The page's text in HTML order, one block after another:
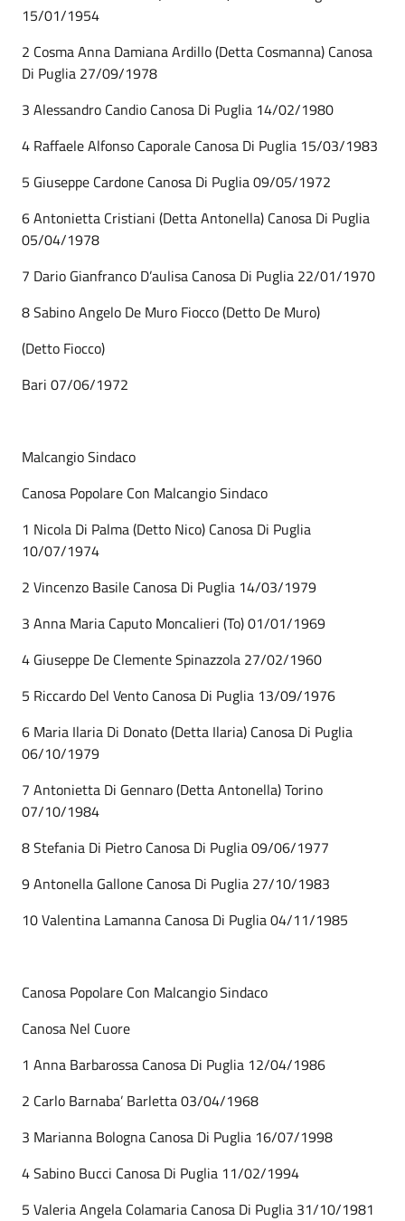
15/01/1954
2 Cosma Anna Damiana Ardillo (Detta Cosmanna) Canosa
Di Puglia 27/09/1978
3 Alessandro Candio Canosa Di Puglia 14/02/1980
4 Raffaele Alfonso Caporale Canosa Di Puglia 15/03/1983
5 Giuseppe Cardone Canosa Di Puglia 09/05/1972
6 Antonietta Cristiani (Detta Antonella) Canosa Di Puglia
05/04/1978
7 Dario Gianfranco D’aulisa Canosa Di Puglia 22/01/1970
8 Sabino Angelo De Muro Fiocco (Detto De Muro)
(Detto Fiocco)
Bari 07/06/1972
Malcangio Sindaco
Canosa Popolare Con Malcangio Sindaco
1 Nicola Di Palma (Detto Nico) Canosa Di Puglia
10/07/1974
2 Vincenzo Basile Canosa Di Puglia 14/03/1979
3 Anna Maria Caputo Moncalieri (To) 01/01/1969
4 Giuseppe De Clemente Spinazzola 27/02/1960
5 Riccardo Del Vento Canosa Di Puglia 13/09/1976
6 Maria Ilaria Di Donato (Detta Ilaria) Canosa Di Puglia
06/10/1979
7 Antonietta Di Gennaro (Detta Antonella) Torino
07/10/1984
8 Stefania Di Pietro Canosa Di Puglia 09/06/1977
9 Antonella Gallone Canosa Di Puglia 27/10/1983
10 Valentina Lamanna Canosa Di Puglia 04/11/1985
Canosa Popolare Con Malcangio Sindaco
Canosa Nel Cuore
1 Anna Barbarossa Canosa Di Puglia 12/04/1986
2 Carlo Barnaba’ Barletta 03/04/1968
3 Marianna Bologna Canosa Di Puglia 16/07/1998
4 Sabino Bucci Canosa Di Puglia 11/02/1994
5 Valeria Angela Colamaria Canosa Di Puglia 31/10/1981